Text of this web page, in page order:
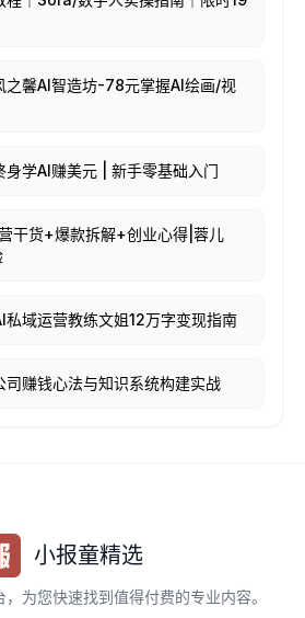
之馨AI智造坊-78元掌握AI绘画/视
身学AI赚美元 | 新手零基础入门
干货+爆款拆解+创业心得|蓉儿
私域运营教练文姐12万字变现指南
司赚钱心法与知识系统构建实战
小报童精选
为您快速找到值得付费的专业内容。